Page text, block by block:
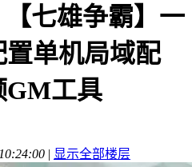
【七雄争霸】一
单机局域配
GM工具
| 显示全部楼层